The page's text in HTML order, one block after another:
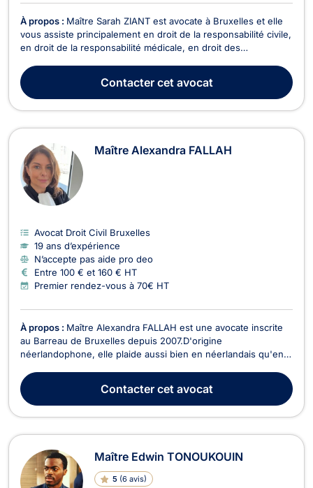
À propos : Maître Sarah ZIANT est avocate à Bruxelles et elle
vous assiste principalement en droit de la responsabilité civile,
en droit de la responsabilité médicale, en droit des
cas de trouble de voisinage. Maitre Sarah ZIANT est
également compétente en droit de la cir...
Contactercet avocat
Maître Alexandra FALLAH
Avocat Droit Civil Bruxelles
19 ans d’expérience
N’accepte pas aide pro deo
Entre 100 € et 160 € HT
Premier rendez-vous à 70€ HT
À propos : Maître Alexandra FALLAH est une avocate inscrite
au Barreau de Bruxelles depuis 2007.D'origine
néerlandophone, elle plaide aussi bien en néerlandais qu'en
voisinage, en droit de la circulation routière, en droit des
étrangers et en droit de la consommation. Maî...
Contactercet avocat
Maître Edwin TONOUKOUIN
5 (6 avis)